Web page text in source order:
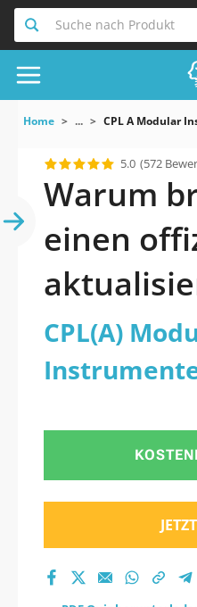
Suche nach Produkt
Home ... CPL A Modular
5.0 (572
Warum
einen
Modular -
CPL(A)